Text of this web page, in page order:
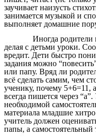
заучивает наизусть
занимается музыкой и
выполняет домашние
Иногда родители
делая с детьми уроки.
вредит. Дети быстро
задания можно
или папу. Вряд ли
всё сделать самим, чем
ученику, почему 5+6=11,
всегда пишется через
необходимой
материала младшие
учитель должен
папы, а самостоятельный